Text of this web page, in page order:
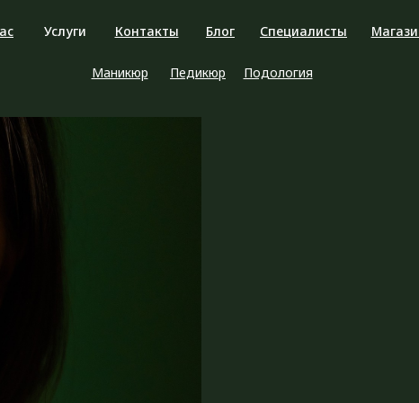
Контакты Специалисты
Блог
Услуги
Подология
Педикюр
Маникюр